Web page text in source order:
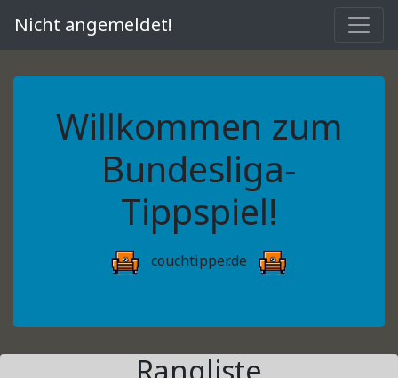
Nicht angemeldet!
Willkommen zum
Bundesliga-
Tippspiel!
couchtipper.de